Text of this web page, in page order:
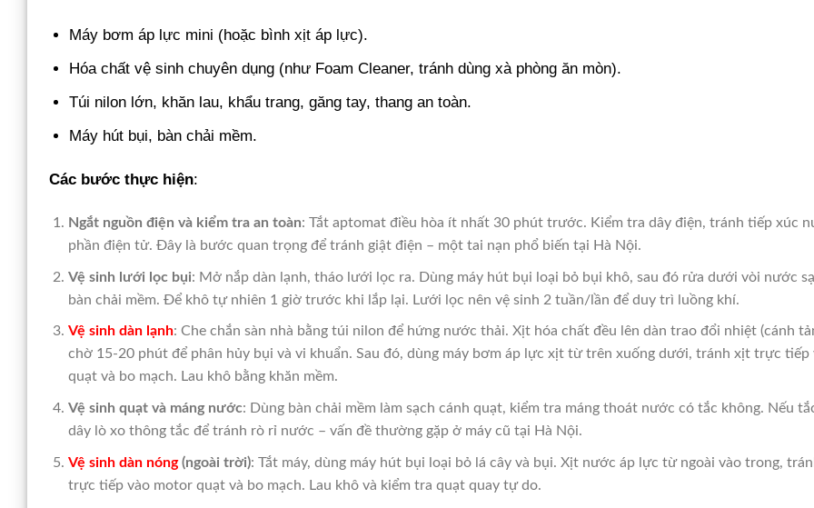
Máy bơm áp lực mini (hoặc bình xịt áp lực).
Hóa chất vệ sinh chuyên dụng (như Foam Cleaner, tránh dùng xà phòng ăn mòn).
Túi nilon lớn, khăn lau, khẩu trang, găng tay, thang an toàn.
Máy hút bụi, bàn chải mềm.
Các bước thực hiện:
Ngắt nguồn điện và kiểm tra an toàn: Tắt aptomat điều hòa ít nhất 30 phút trước. Kiểm tra dây điện, tránh tiếp xúc
phần điện tử. Đây là bước quan trọng để tránh giật điện – một tai nạn phổ biến tại Hà Nội.
Vệ sinh lưới lọc bụi: Mở nắp dàn lạnh, tháo lưới lọc ra. Dùng máy hút bụi loại bỏ bụi khô, sau đó rửa dưới vòi nước
bàn chải mềm. Để khô tự nhiên 1 giờ trước khi lắp lại. Lưới lọc nên vệ sinh 2 tuần/lần để duy trì luồng khí.
Vệ sinh dàn lạnh: Che chắn sàn nhà bằng túi nilon để hứng nước thải. Xịt hóa chất đều lên dàn trao đổi nhiệt (cánh
chờ 15-20 phút để phân hủy bụi và vi khuẩn. Sau đó, dùng máy bơm áp lực xịt từ trên xuống dưới, tránh xịt trực tiếp
quạt và bo mạch. Lau khô bằng khăn mềm.
Vệ sinh quạt và máng nước: Dùng bàn chải mềm làm sạch cánh quạt, kiểm tra máng thoát nước có tắc không. Nếu
dây lò xo thông tắc để tránh rò rỉ nước – vấn đề thường gặp ở máy cũ tại Hà Nội.
Vệ sinh dàn nóng(ngoài trời): Tắt máy, dùng máy hút bụi loại bỏ lá cây và bụi. Xịt nước áp lực từ ngoài vào trong,
trực tiếp vào motor quạt và bo mạch. Lau khô và kiểm tra quạt quay tự do.